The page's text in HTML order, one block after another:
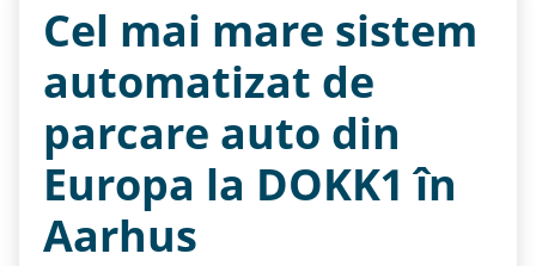
Cel mai mare sistem
automatizat de
parcare auto din
Europa la DOKK1 în
Aarhus